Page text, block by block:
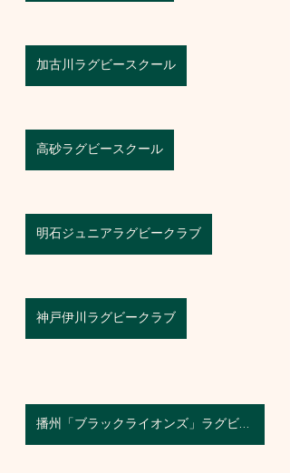
加古川ラグビースクール
高砂ラグビースクール
明石ジュニアラグビークラブ
神戸伊川ラグビークラブ
播州「ブラックライオンズ」ラグビークラブ